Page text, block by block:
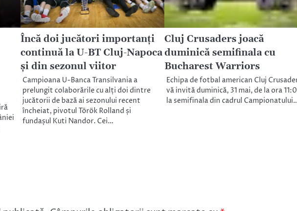
Încă doi jucători importanți
continuă la U-BT Cluj-Napoca
și din sezonul viitor
Campioana U-Banca Transilvania a
prelungit colaborările cu alți doi dintre
jucătorii de bază ai sezonului recent
încheiat, pivotul Török Rolland și
fundașul Kuti Nandor. Cei…
Cluj Crusaders joacă
duminică semifinala cu
Bucharest Warriors
Echipa de fotbal american Cluj
vă invită duminică, 31 mai, de la ora
la semifinala din cadrul